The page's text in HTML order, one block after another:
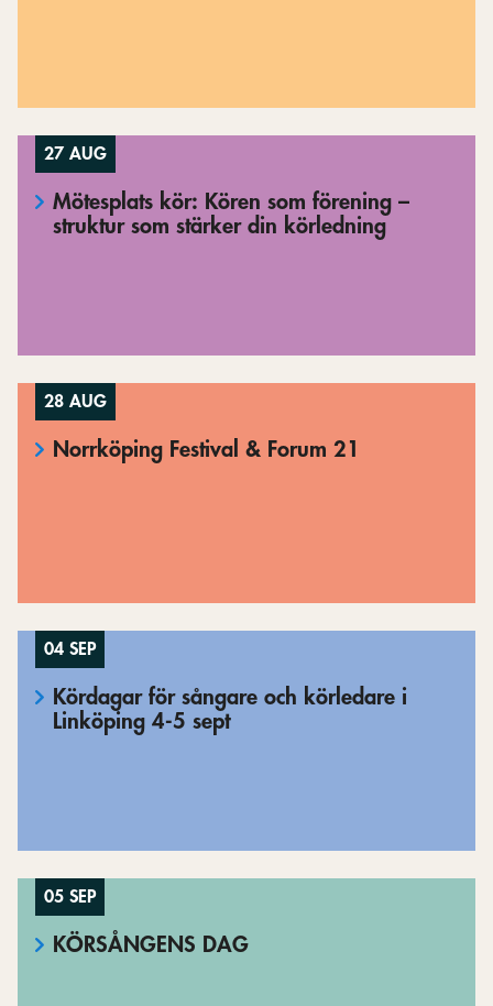
27 AUG
Mötesplats kör: Kören som förening –
struktur som stärker din körledning
28 AUG
Norrköping Festival & Forum 21
04 SEP
Kördagar för sångare och körledare i
Linköping 4-5 sept
05 SEP
KÖRSÅNGENS DAG